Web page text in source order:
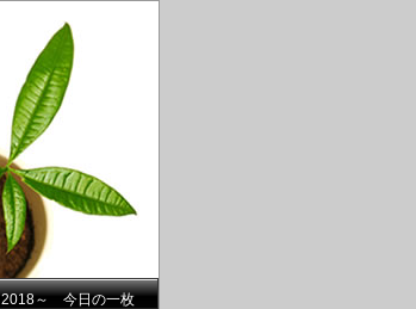
2018～ 今日の一枚